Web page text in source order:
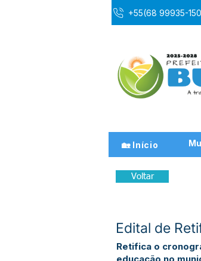
+55(68 99935-
🏡 Início
Voltar
Edital de
Retifica o